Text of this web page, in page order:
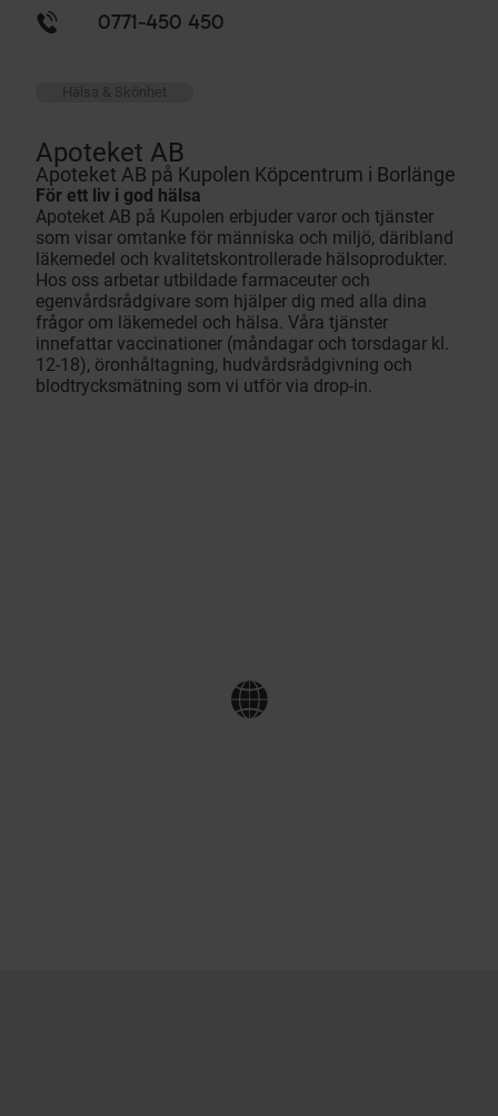
0771-450 450
Hälsa & Skönhet
Apoteket AB
Apoteket AB på Kupolen Köpcentrum i Borlänge
För ett liv i god hälsa
Apoteket AB på Kupolen erbjuder varor och tjänster
som visar omtanke för människa och miljö, däribland
läkemedel och kvalitetskontrollerade hälsoprodukter.
Hos oss arbetar utbildade farmaceuter och
egenvårdsrådgivare som hjälper dig med alla dina
frågor om läkemedel och hälsa. Våra tjänster
innefattar vaccinationer (måndagar och torsdagar kl.
12-18), öronhåltagning, hudvårdsrådgivning och
blodtrycksmätning som vi utför via drop-in.